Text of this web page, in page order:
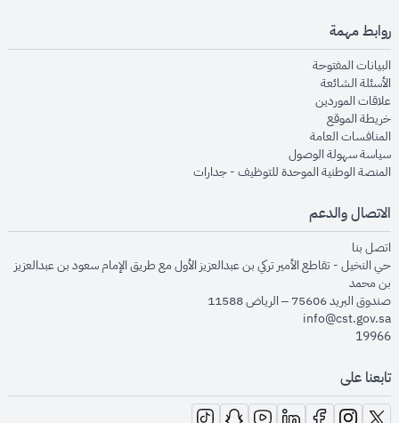
روابط مهمة
البيانات المفتوحةopens in new window
الأسئلة الشائعةopens in new window
علاقات الموردينopens in new window
خريطة الموقعopens in new window
المنافسات العامةopens in new window
سياسة سهولة الوصولopens in new window
المنصة الوطنية الموحدة للتوظيف - جداراتopens in new window
الاتصال والدعم
اتصل بنا
حي النخيل - تقاطع الأمير تركي بن عبدالعزيز الأول مع طريق الإمام سعود بن عبدالعزيز
بن محمد
صندوق البريد 75606 – الرياض 11588
info@cst.gov.sa
19966
تابعنا على